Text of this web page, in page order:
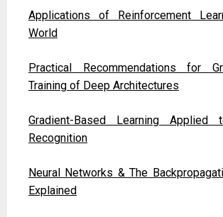
Applications of Reinforcement
World
Practical Recommendations for
Training of Deep Architectures
Gradient-Based Learning Applied
Recognition
Neural Networks & The
Explained